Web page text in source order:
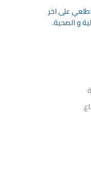
على اخر
و الصحية.